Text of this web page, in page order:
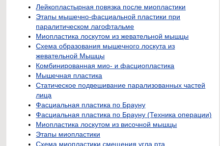
Лейкопластырная повязка после миопластики
Этапы мышечно-фасциальной пластики при
паралитическом лагофтальме
Миопластика лоскутом из жевательной мышцы
Схема образования мышечного лоскута из
жевательной Мышцы
Комбинированная мио- и фасциопластика
Мышечная пластика
Статическое подвешивание парализованных частей
лица
Фасциальная пластика по Брауну
Фасциальная пластика по Брауну (Техника операции)
Миопластика лоскутом из височной мышцы
Этапы миопластики
Схема миопластики смещения угла рта